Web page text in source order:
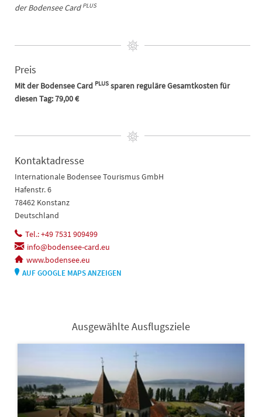
der Bodensee Card PLUS
Preis
Mit derBodensee Card PLUS sparen reguläre Gesamtkosten für
diesen Tag: 79,00 €
Kontaktadresse
Internationale Bodensee Tourismus GmbH
Hafenstr. 6
78462 Konstanz
Deutschland
Tel.: +49 7531 909499
info@bodensee-card.eu
www.bodensee.eu
AUF GOOGLE MAPS ANZEIGEN
Ausgewählte Ausflugsziele